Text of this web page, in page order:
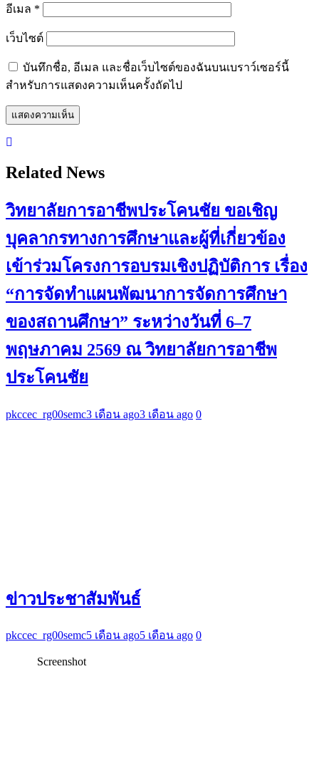
อีเมล *
เว็บไซต์
บันทึกชื่อ, อีเมล และชื่อเว็บไซต์ของฉันบนเบราว์เซอร์นี้
สำหรับการแสดงความเห็นครั้งถัดไป
Related News
วิทยาลัยการอาชีพประโคนชัย ขอเชิญ
บุคลากรทางการศึกษาและผู้ที่เกี่ยวข้อง
เข้าร่วมโครงการอบรมเชิงปฏิบัติการ เรื่อง
“การจัดทำแผนพัฒนาการจัดการศึกษา
ของสถานศึกษา” ระหว่างวันที่ 6–7
พฤษภาคม 2569 ณ วิทยาลัยการอาชีพ
ประโคนชัย
pkccec_rg00semc3 เดือน ago3 เดือน ago 0
ข่าวประชาสัมพันธ์
pkccec_rg00semc5 เดือน ago5 เดือน ago 0
Screenshot